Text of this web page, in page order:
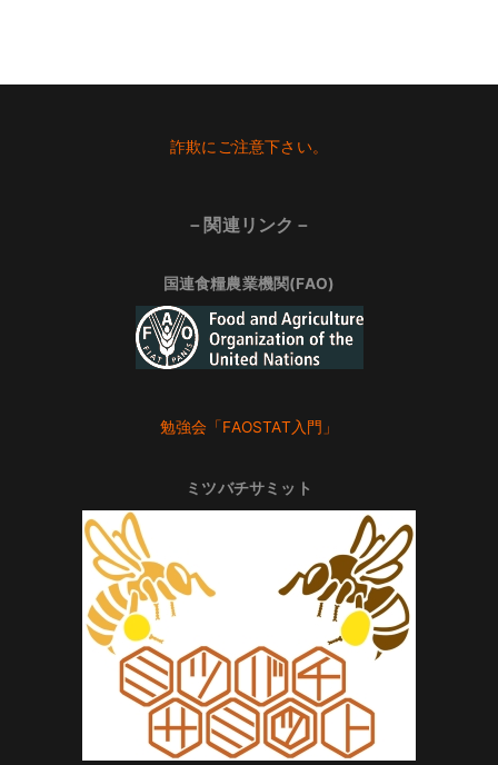
詐欺にご注意下さい。
－関連リンク－
国連食糧農業機関(FAO)
勉強会「FAOSTAT入門」
ミツバチサミット